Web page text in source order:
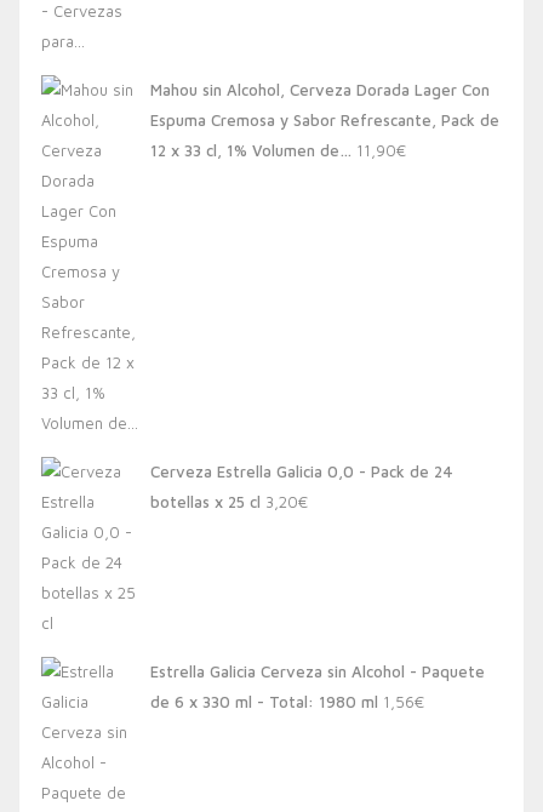
Mahou sin Alcohol, Cerveza Dorada Lager Con
Espuma Cremosa y Sabor Refrescante, Pack de
12 x 33 cl, 1% Volumen de… 11,90€
Cerveza Estrella Galicia 0,0 - Pack de 24
botellas x 25 cl 3,20€
Estrella Galicia Cerveza sin Alcohol - Paquete
de 6 x 330 ml - Total: 1980 ml 1,56€